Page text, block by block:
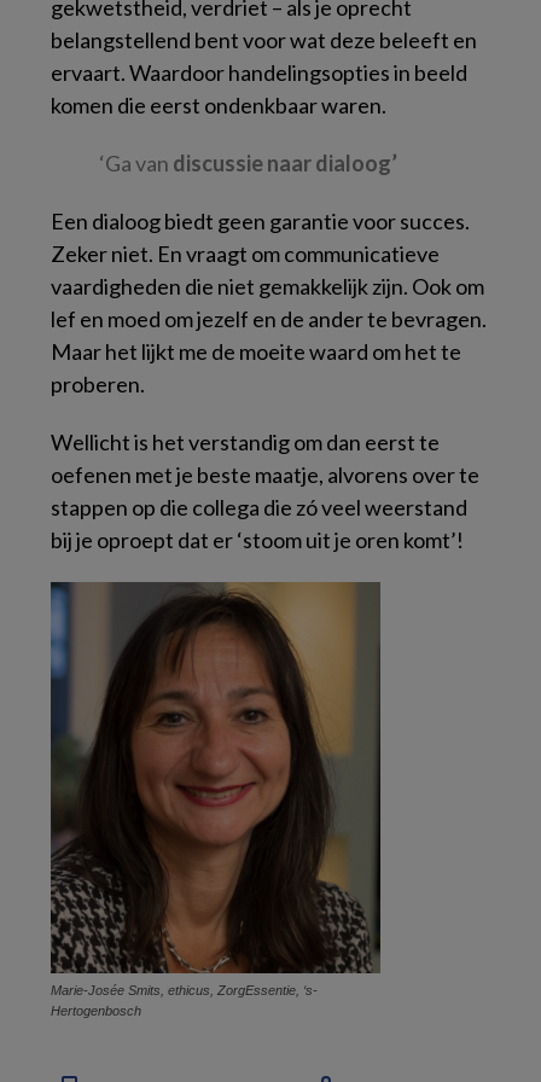
gekwetstheid, verdriet – als je oprecht
belangstellend bent voor wat deze beleeft en
ervaart. Waardoor handelingsopties in beeld
komen die eerst ondenkbaar waren.
‘Ga van discussie naar dialoog’
Een dialoog biedt geen garantie voor succes.
Zeker niet. En vraagt om communicatieve
vaardigheden die niet gemakkelijk zijn. Ook om
lef en moed om jezelf en de ander te bevragen.
Maar het lijkt me de moeite waard om het te
proberen.
Wellicht is het verstandig om dan eerst te
oefenen met je beste maatje, alvorens over te
stappen op die collega die zó veel weerstand
bij je oproept dat er ‘stoom uit je oren komt’!
Marie-Josée Smits, ethicus, ZorgEssentie, ‘s-
Hertogenbosch